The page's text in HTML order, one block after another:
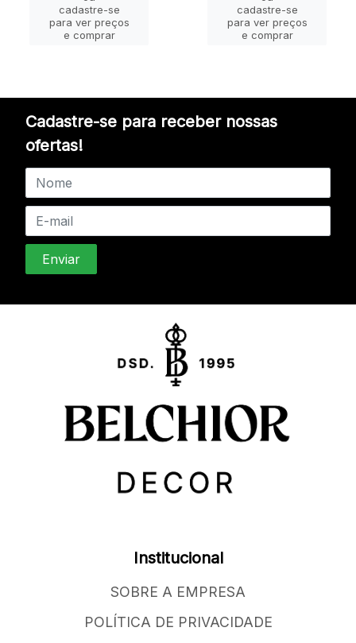
cadastre-se
para ver preços
e comprar
cadastre-se
para ver preços
e comprar
Cadastre-se para receber nossas
ofertas!
Institucional
SOBRE A EMPRESA
POLÍTICA DE PRIVACIDADE